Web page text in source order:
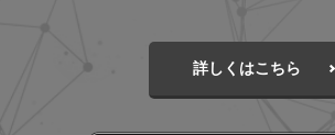
詳しくはこちら